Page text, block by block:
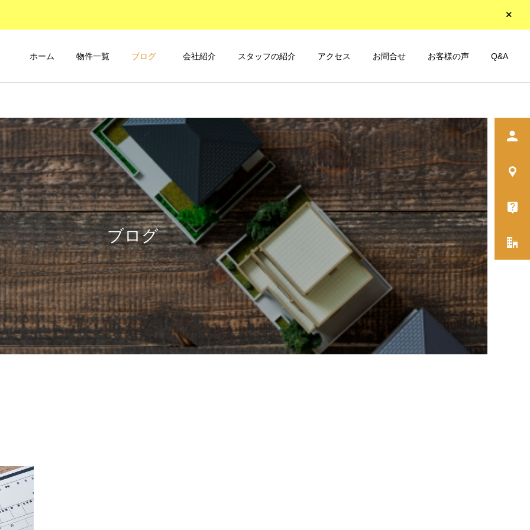
ホーム 物件一覧 ブログ 会社紹介 スタッフの紹介 アクセス お問合せ お客様の声 Q&A
ブログ